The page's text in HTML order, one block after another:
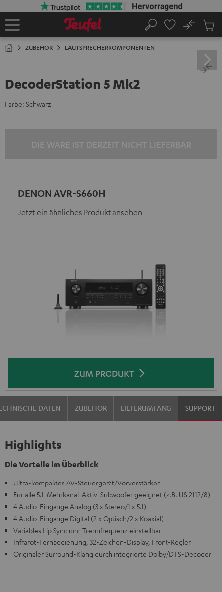
Startseite
Suche
No
ZUBEHÖR LAUTSPRECHERKOMPONENTEN
DecoderStation 5 Mk2
Farbe: Schwarz
DENON AVR-S660H
Jetzt ein ähnliches Produkt ansehen
ZUM PRODUKT
DATEN ZUBEHÖR LIEFERUMFANG SUPPORT
Highlights
Die Vorteile im Überblick
Ultra-kompaktes AV-Steuergerät/Vorverstärker
Für alle 5.1-Mehrkanal-Aktiv-Subwoofer geeignet (z.B. US 2112/8)
4 Audio-Eingänge Analog (3 x Stereo/1 x 5.1)
4 Audio-Eingänge Digital (2 x Optisch/2 x Koaxial)
Variables Lip Sync und Trennfrequenz einstellbar
Infrarot-Fernbedienung, 32-Zeichen-Display, Front-Regler
Originaler Surround-Klang durch integrierte Dolby/DTS-Decoder